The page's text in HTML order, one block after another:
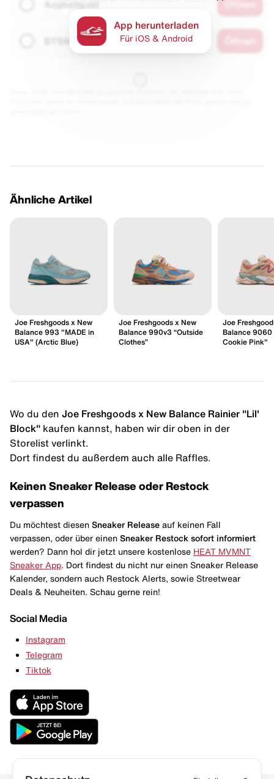
Asphaltgold
App herunterladen
Für iOS & Android
Ähnliche Artikel
Joe Freshgoods x New
Balance 993 "MADE in
USA" (Arctic Blue)
Joe Freshgoods x New
Balance 990v3 “Outside
Clothes”
Joe
Balance 9060
Cookie Pink"
Wo du den Joe Freshgoods x New Balance Rainier "Lil'
Block" kaufen kannst, haben wir dir oben in der
Storelist verlinkt.
Dort findest du außerdem auch alle Raffles.
Keinen Sneaker Release oder Restock
verpassen
Du möchtest diesen Sneaker Release auf keinen Fall
verpassen, oder über einen Sneaker Restock sofort informiert
werden? Dann hol dir jetzt unsere kostenlose HEAT MVMNT
Sneaker App . Dort findest du nicht nur einen Sneaker Release
Kalender, sondern auch Restock Alerts, sowie Streetwear
Deals & Neuheiten. Schau gerne rein!
Social Media
Instagram
Telegram
Tiktok